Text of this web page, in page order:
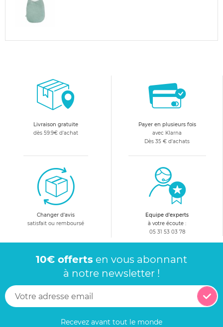
Livraison gratuite
dès 59.9€ d'achat
Payer en plusieurs fois
avec Klarna
Dès 35 € d'achats
Changer d'avis
satisfait ou remboursé
Equipe d'experts
à votre écoute :
05 31 53 03 78
10€ offerts en vous abonnant
à notre newsletter !
Recevez avant tout le monde